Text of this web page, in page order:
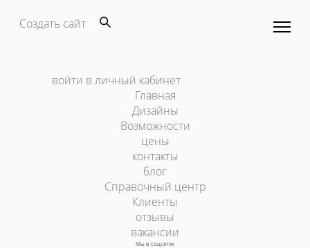
Создать сайт
войти в личный кабинет
Главная
Дизайны
Возможности
цены
контакты
блог
Справочный центр
Клиенты
отзывы
вакансии
Мы в соцсетях